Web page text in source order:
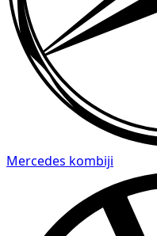
Mercedes kombiji